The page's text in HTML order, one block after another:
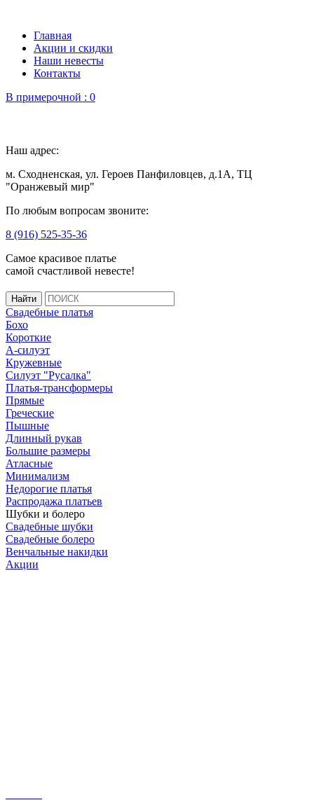
Главная
Акции и скидки
Наши невесты
Контакты
В примерочной : 0
Наш адрес:
м. Сходненская, ул. Героев Панфиловцев, д.1А, ТЦ
"Оранжевый мир"
По любым вопросам звоните:
8 (916) 525-35-36
Самое красивое платье
самой счастливой невесте!
Свадебные платья
Бохо
Короткие
А-силуэт
Кружевные
Силуэт "Русалка"
Платья-трансформеры
Прямые
Греческие
Пышные
Длинный рукав
Большие размеры
Атласные
Минимализм
Недорогие платья
Распродажа платьев
Шубки и болеро
Свадебные шубки
Свадебные болеро
Венчальные накидки
Акции